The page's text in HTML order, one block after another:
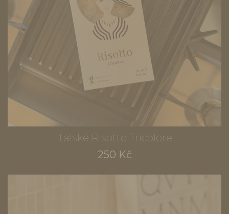
Italské Risotto Tricolore
250 Kč